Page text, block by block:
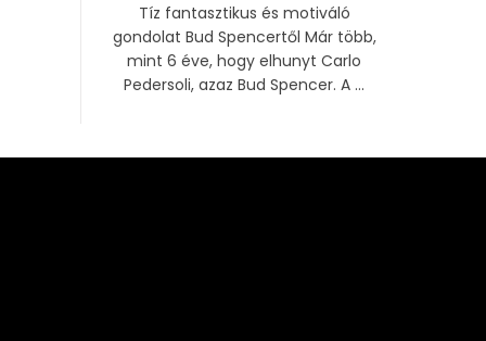
Tíz fantasztikus és motiváló
gondolat Bud Spencertől Már több,
mint 6 éve, hogy elhunyt Carlo
Pedersoli, azaz Bud Spencer. A ...